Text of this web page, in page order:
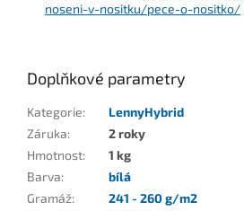
noseni-v-nositku/pece-o-nositko/
Doplňkové parametry
Kategorie:
LennyHybrid
Záruka:
2 roky
Hmotnost:
1 kg
Barva:
bílá
Gramáž:
241 - 260 g/m2